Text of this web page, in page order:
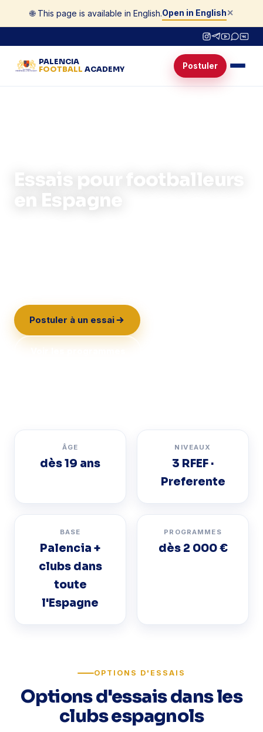
🌐 This page is available in English.Open in English✕
PALENCIA
FOOTBALL ACADEMY Postuler
Essais pour footballeurs
en Espagne
Postuler à un essai
ÂGE
dès 19 ans
NIVEAUX
3 RFEF ·
Preferente
BASE
Palencia +
clubs dans
toute
l'Espagne
PROGRAMMES
dès 2 000 €
OPTIONS D'ESSAIS
Options d'essais dans les
clubs espagnols